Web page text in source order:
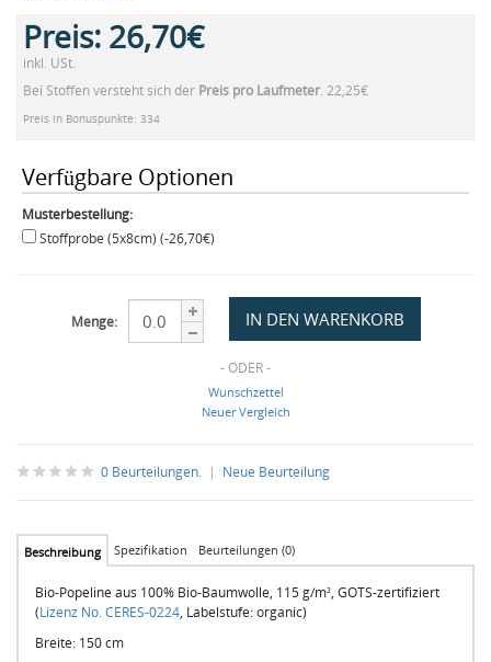
Preis: 26,70€
inkl. USt.
Bei Stoffen versteht sich der Preis pro Laufmeter. 22,25€
Preis in Bonuspunkte: 334
Verfügbare Optionen
Musterbestellung:
Stoffprobe (5x8cm) (-26,70€)
Menge:
- ODER -
Wunschzettel
Neuer Vergleich
0 Beurteilungen. | Neue Beurteilung
Beschreibung Spezifikation Beurteilungen (0)
Bio-Popeline aus 100% Bio-Baumwolle, 115 g/m², GOTS-zertifiziert
(Lizenz No. CERES-0224, Labelstufe: organic)
Breite: 150 cm